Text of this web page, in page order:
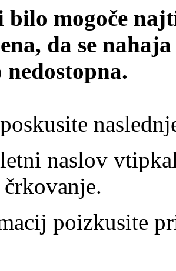
bilo mogoče
da se
naslov
poizkusite